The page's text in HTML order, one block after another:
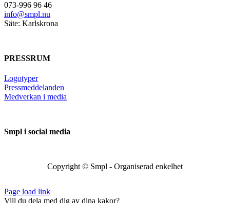
073-996 96 46
info@smpl.nu
Säte: Karlskrona
PRESSRUM
Logotyper
Pressmeddelanden
Medverkan i media
Smpl i social media
Copyright © Smpl - Organiserad enkelhet
Page load link
Vill du dela med dig av dina kakor?